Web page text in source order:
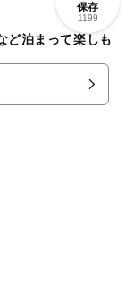
保存
1199
ど泊まって楽しも